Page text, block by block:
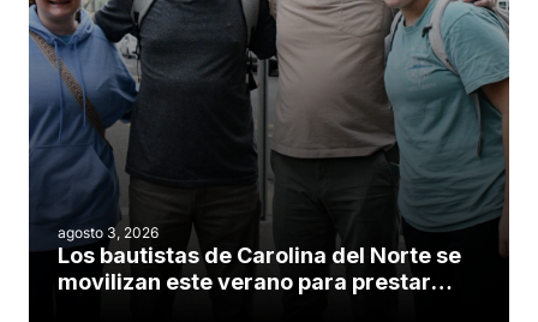
agosto 3, 2026
Los bautistas de Carolina del Norte se
movilizan este verano para prestar